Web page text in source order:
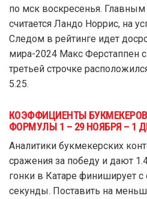
по мск воскресенья.
считается Ландо Норрис, на
Следом в рейтинге идет
мира-2024 Макс Ферстаппен
третьей строчке
5.25.
КОЭФФИЦИЕНТЫ БУКМЕКЕРОВ
ФОРМУЛЫ 1 – 29 НОЯБРЯ – 1
Аналитики букмекерских
сражения за победу и дают
гонки в Катаре финиширует
секунды. Поставить на